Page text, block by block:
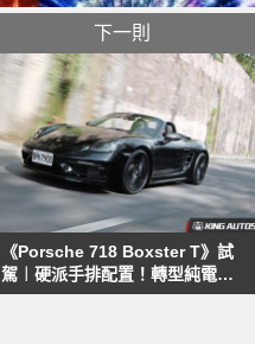
下一則
《Porsche 718 Boxster T》試
駕︱硬派手排配置！轉型純電跑
車前的最後激情